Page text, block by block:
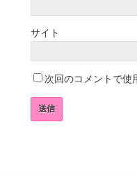
サイト
次回のコメントで使